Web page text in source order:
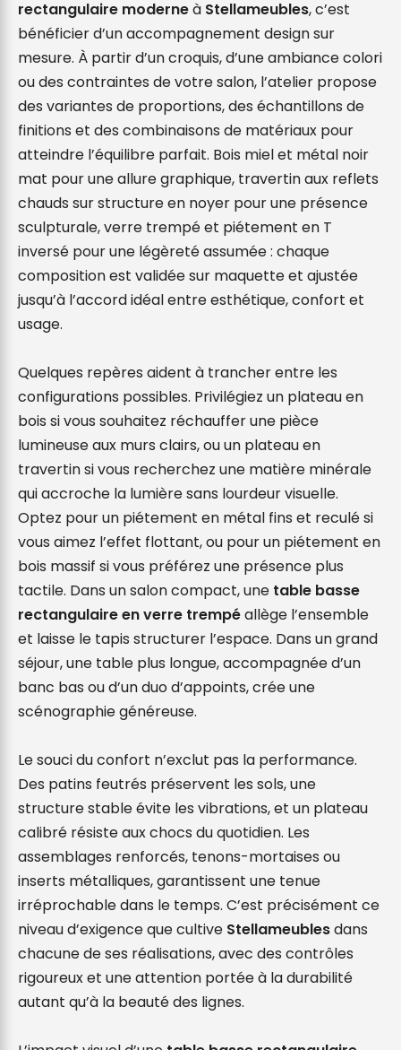
rectangulaire moderne à Stellameubles, c’est
bénéficier d’un accompagnement design sur
mesure. À partir d’un croquis, d’une ambiance colori
ou des contraintes de votre salon, l’atelier propose
des variantes de proportions, des échantillons de
finitions et des combinaisons de matériaux pour
atteindre l’équilibre parfait. Bois miel et métal noir
mat pour une allure graphique, travertin aux reflets
chauds sur structure en noyer pour une présence
sculpturale, verre trempé et piétement en T
inversé pour une légèreté assumée : chaque
composition est validée sur maquette et ajustée
jusqu’à l’accord idéal entre esthétique, confort et
usage.
Quelques repères aident à trancher entre les
configurations possibles. Privilégiez un plateau en
bois si vous souhaitez réchauffer une pièce
lumineuse aux murs clairs, ou un plateau en
travertin si vous recherchez une matière minérale
qui accroche la lumière sans lourdeur visuelle.
Optez pour un piétement en métal fins et reculé si
vous aimez l’effet flottant, ou pour un piétement en
bois massif si vous préférez une présence plus
tactile. Dans un salon compact, une table basse
rectangulaire en verre trempé allège l’ensemble
et laisse le tapis structurer l’espace. Dans un grand
séjour, une table plus longue, accompagnée d’un
banc bas ou d’un duo d’appoints, crée une
scénographie généreuse.
Le souci du confort n’exclut pas la performance.
Des patins feutrés préservent les sols, une
structure stable évite les vibrations, et un plateau
calibré résiste aux chocs du quotidien. Les
assemblages renforcés, tenons-mortaises ou
inserts métalliques, garantissent une tenue
irréprochable dans le temps. C’est précisément ce
niveau d’exigence que cultive Stellameubles dans
chacune de ses réalisations, avec des contrôles
rigoureux et une attention portée à la durabilité
autant qu’à la beauté des lignes.